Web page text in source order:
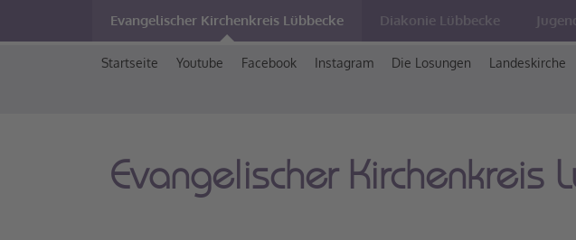
Evangelischer Kirchenkreis Lübbecke Diakonie Lübbecke
Startseite Youtube Facebook Instagram Die Losungen Landeskirche
Evangelischer Kirchenkreis